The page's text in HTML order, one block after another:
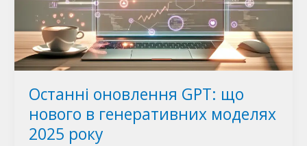
Останні оновлення GPT: що
нового в генеративних моделях
2025 року